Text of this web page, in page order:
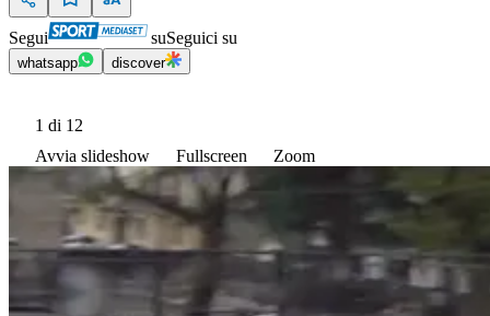
Segui suSeguici su
whatsapp discover
1 di 12
Avvia slideshow
Fullscreen Zoom